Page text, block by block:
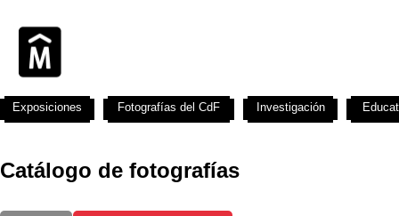
Catálogo de fotografías
Exposiciones Fotografías del CdF Investigación